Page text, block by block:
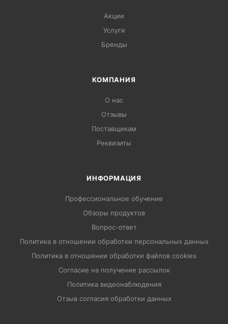
Акции
Услуги
Бренды
КОМПАНИЯ
О нас
Отзывы
Поставщикам
Реквизиты
ИНФОРМАЦИЯ
Профессиональное обучение
Обзоры продуктов
Вопрос-ответ
Политика в отношении обработки персональных данных
Политика в отношении обработки файлов cookies
Согласие на получение рассылок
Политика видеонаблюдения
Отзыв согласия обработки данных